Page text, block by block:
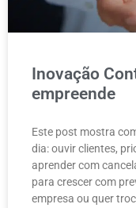
Inovação
empreende
Este post mostra
dia: ouvir clientes,
aprender com
para crescer com
empresa ou quer